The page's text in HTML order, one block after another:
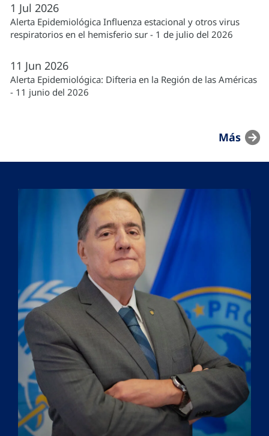
1 Jul 2026
Alerta Epidemiológica Influenza estacional y otros virus
respiratorios en el hemisferio sur - 1 de julio del 2026
11 Jun 2026
Alerta Epidemiológica: Difteria en la Región de las Américas
- 11 junio del 2026
Más